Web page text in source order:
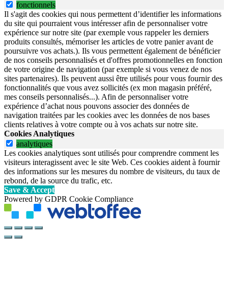
fonctionnels
Il s'agit des cookies qui nous permettent d’identifier les informations
du site qui pourraient vous intéresser afin de personnaliser votre
expérience sur notre site (par exemple vous rappeler les derniers
produits consultés, mémoriser les articles de votre panier avant de
poursuivre vos achats.). Ils vous permettent également de bénéficier
de nos conseils personnalisés et d'offres promotionnelles en fonction
de votre origine de navigation (par exemple si vous venez de nos
sites partenaires). Ils peuvent aussi être utilisés pour vous fournir des
fonctionnalités que vous avez sollicités (ex mon magasin préféré,
mes conseils personnalisés...). Afin de personnaliser votre
expérience d’achat nous pouvons associer des données de
navigation traitées par les cookies avec les données de nos bases
clients relatives à votre compte ou à vos achats sur notre site.
Cookies Analytiques
analytiques
Les cookies analytiques sont utilisés pour comprendre comment les
visiteurs interagissent avec le site Web. Ces cookies aident à fournir
des informations sur les mesures du nombre de visiteurs, du taux de
rebond, de la source du trafic, etc.
Save & Accept
Powered by GDPR Cookie Compliance